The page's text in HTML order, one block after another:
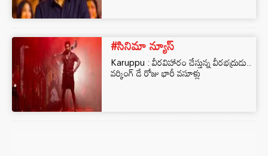
#సినిమా న్యూస్
Karuppu : వీరవిహారం చేస్తున్న వీరభద్రుడు..
వర్కింగ్ డే రోజు భారీ వసూళ్లు